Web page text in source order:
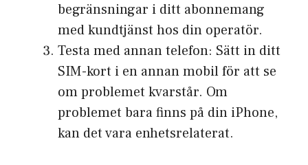
begränsningar i ditt abonnemang
med kundtjänst hos din operatör.
Testa med annan telefon: Sätt in ditt
SIM-kort i en annan mobil för att se
om problemet kvarstår. Om
problemet bara finns på din iPhone,
kan det vara enhetsrelaterat.